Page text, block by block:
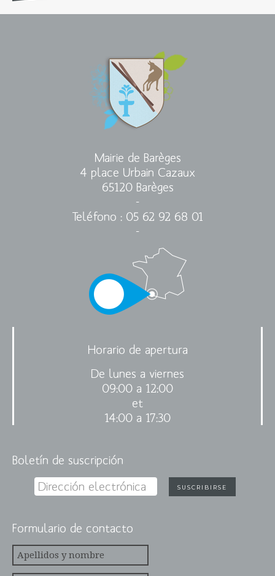
Mairie de Barèges
4 place Urbain Cazaux
65120 Barèges
-
Teléfono : 05 62 92 68 01
-
Horario de apertura
De lunes a viernes
09:00 a 12:00
et
14:00 a 17:30
Boletín de suscripción
Formulario de contacto